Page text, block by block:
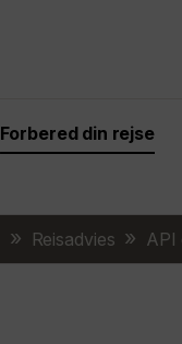
Forbered din rejse
Reisadvies API